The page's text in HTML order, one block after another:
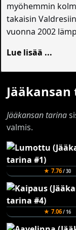
myöhemmin
takaisin
vuonna 2002
Lue lisää ...
Jääkansan tarina
valmis.
★ 7.76/ 30
★ 7.06/ 16